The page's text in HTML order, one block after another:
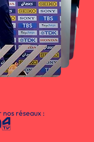
réseaux :